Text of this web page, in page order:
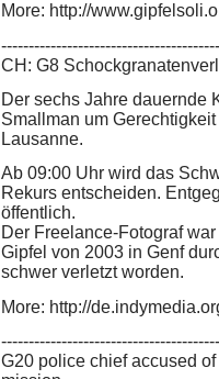
More: http://
CH: G8
Der sechs Jahre dauernde
Smallman um
Lausanne.
Ab 09:00 Uhr wird das
Rekurs entscheiden.
öffentlich.
Der Freelance-Fotograf
Gipfel von 2003 in Genf
schwer verletzt worden.
More: http://
G20 police chief accused